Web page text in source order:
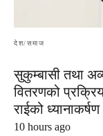
देश/समाज
सुकुम्बासी तथा
वितरणको
राईको ध्यानाकर्षण
10 hours ago